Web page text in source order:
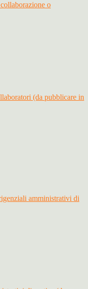
o
(da pubblicare in
amministrativi di